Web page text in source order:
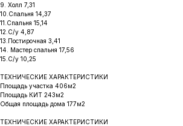
9. Холл 7,31
10.Спальня 14,37
11.Спальня 15,14
12.С/у 4,87
13.Постирочная 3,41
14. Мастер спальня 17,56
15.С/у 10,25
ТЕХНИЧЕСКИЕ ХАРАКТЕРИСТИКИ
Площадь участка 406м2
Площадь КИТ 243м2
Общая площадь дома 177м2
ТЕХНИЧЕСКИЕ ХАРАКТЕРИСТИКИ